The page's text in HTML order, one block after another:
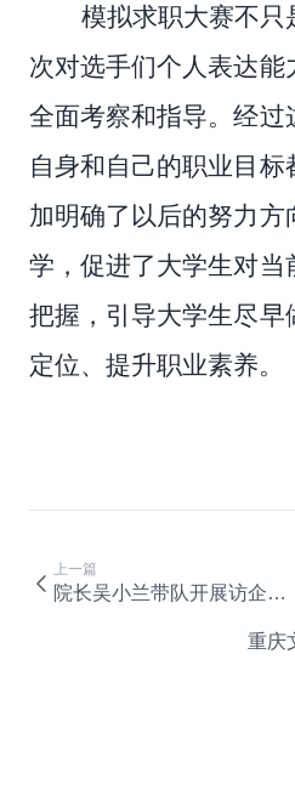
模拟求职大赛不只
次对选手们个人表达能
全面考察和指导。经
自身和自己的职业目
加明确了以后的努力方
学，促进了大学生对当
把握，引导大学生尽早
定位、提升职业素养。
上一篇
院长吴小兰带队开展访企拓岗促就业专项行动